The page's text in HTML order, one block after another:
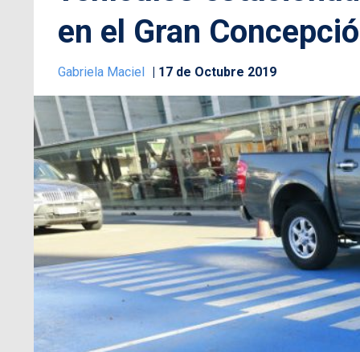
en el Gran
Gabriela Maciel 17 de Octubre 2019